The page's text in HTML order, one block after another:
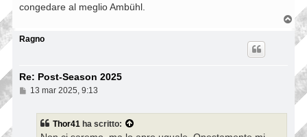
congedare al meglio Ambühl.
T
o
p
Ragno
Re: Post-Season 2025
M13 mar 2025, 9:13
Thor41 ha scritto: